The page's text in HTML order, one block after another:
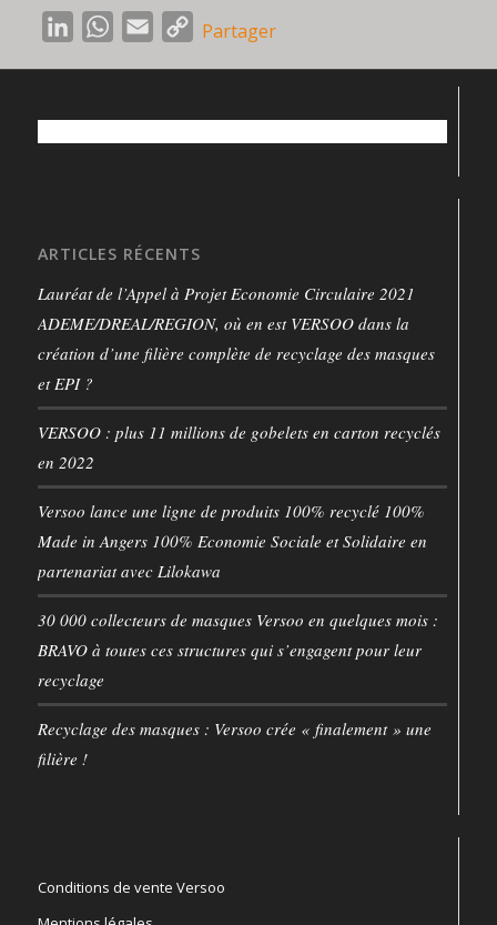
LinkedInWhatsApp
Email Copy
Partager
ARTICLES RÉCENTS
Lauréat de l’Appel à Projet Economie Circulaire 2021
ADEME/DREAL/REGION, où en est VERSOO dans la
création d’une filière complète de recyclage des masques
et EPI ?
VERSOO : plus 11 millions de gobelets en carton recyclés
en 2022
Versoo lance une ligne de produits 100% recyclé 100%
Made in Angers 100% Economie Sociale et Solidaire en
partenariat avec Lilokawa
30 000 collecteurs de masques Versoo en quelques mois :
BRAVO à toutes ces structures qui s’engagent pour leur
recyclage
Recyclage des masques : Versoo crée « finalement » une
filière !
Conditions de vente Versoo